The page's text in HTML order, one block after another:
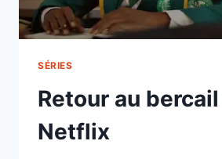
SÉRIES
Retour au
Netflix